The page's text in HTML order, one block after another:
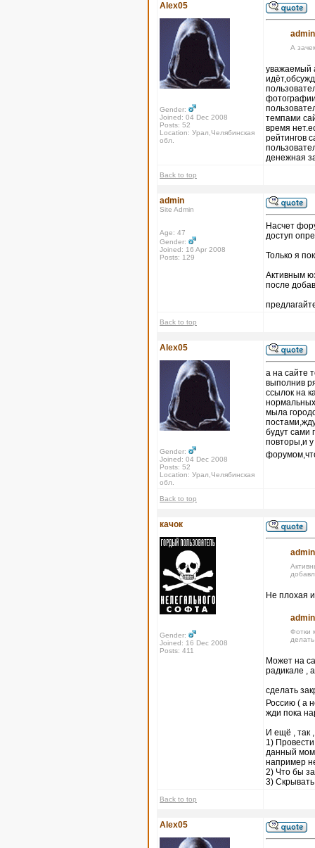
Alex05
Gender:
Joined: 04 Dec 2008
Posts: 52
Location: Урал,Челябинская
обл.
А
уважаемый
темпами
время
рейтингов
денежная
Back to top
admin
Site Admin
Age: 47
Gender:
Joined: 16 Apr 2008
Posts: 129
Насчет
доступ
Только я
Активным
после
Back to top
Alex05
Gender:
Joined: 04 Dec 2008
Posts: 52
Location: Урал,Челябинская
обл.
а на сайте
выполнив
ссылок на
мыла
будут сами
повторы,и
Back to top
качок
Gender:
Joined: 16 Dec 2008
Posts: 411
Не плохая
Фотки
Может на
радикале ,
сделать
Россию ( а
жди пока
И ещё , так
1)
данный
например
2) Что бы
3)
Back to top
Alex05